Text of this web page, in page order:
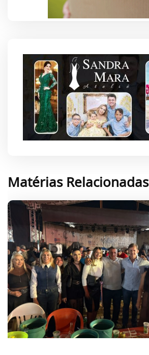
Matérias Relacionadas